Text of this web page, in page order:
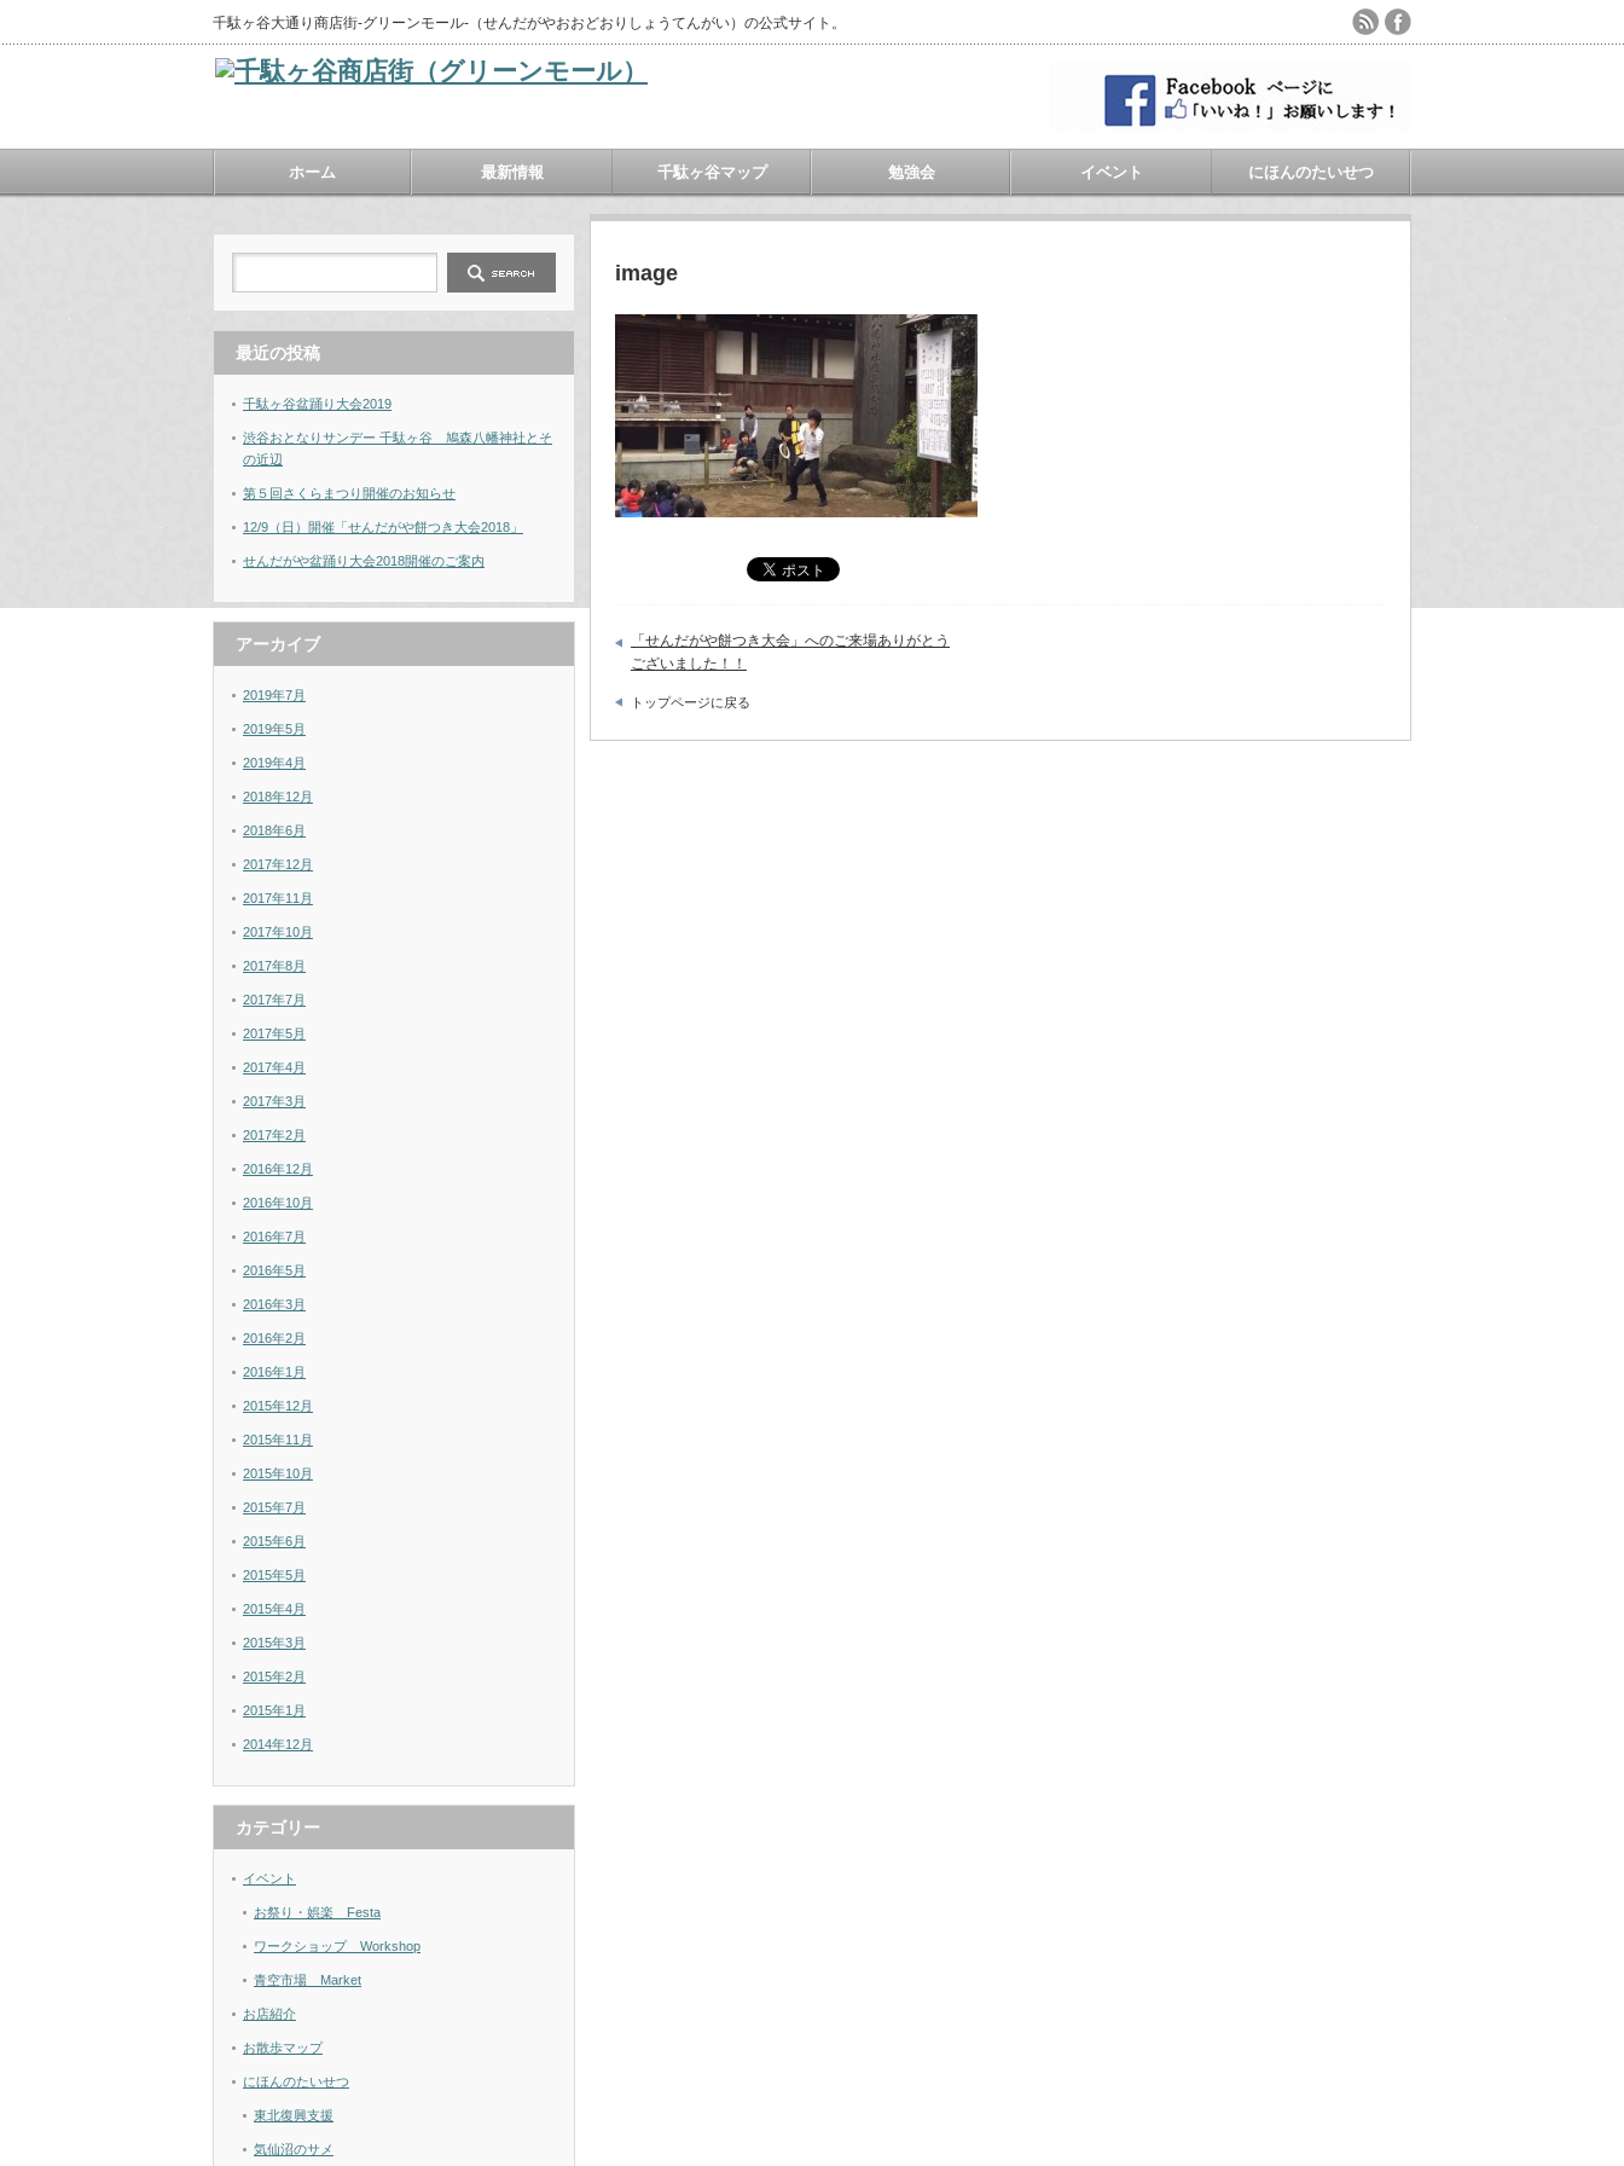
千駄ヶ谷大通り商店街‐グリーンモール‐（せんだがやおおどおりしょうてんがい）の公式サイト。
ホーム 最新情報 千駄ヶ谷マップ 勉強会 イベント にほんのたいせつ
image
「せんだがや餅つき大会」へのご来場ありがとう
ございました！！
トップページに戻る
最近の投稿
千駄ヶ谷盆踊り大会2019
渋谷おとなりサンデー 千駄ヶ谷 鳩森八幡神社とそ
の近辺
第５回さくらまつり開催のお知らせ
12/9（日）開催「せんだがや餅つき大会2018」
せんだがや盆踊り大会2018開催のご案内
アーカイブ
2019年7月
2019年5月
2019年4月
2018年12月
2018年6月
2017年12月
2017年11月
2017年10月
2017年8月
2017年7月
2017年5月
2017年4月
2017年3月
2017年2月
2016年12月
2016年10月
2016年7月
2016年5月
2016年3月
2016年2月
2016年1月
2015年12月
2015年11月
2015年10月
2015年7月
2015年6月
2015年5月
2015年4月
2015年3月
2015年2月
2015年1月
2014年12月
カテゴリー
イベント
お祭り・娯楽 Festa
ワークショップ Workshop
青空市場 Market
お店紹介
お散歩マップ
にほんのたいせつ
東北復興支援
気仙沼のサメ